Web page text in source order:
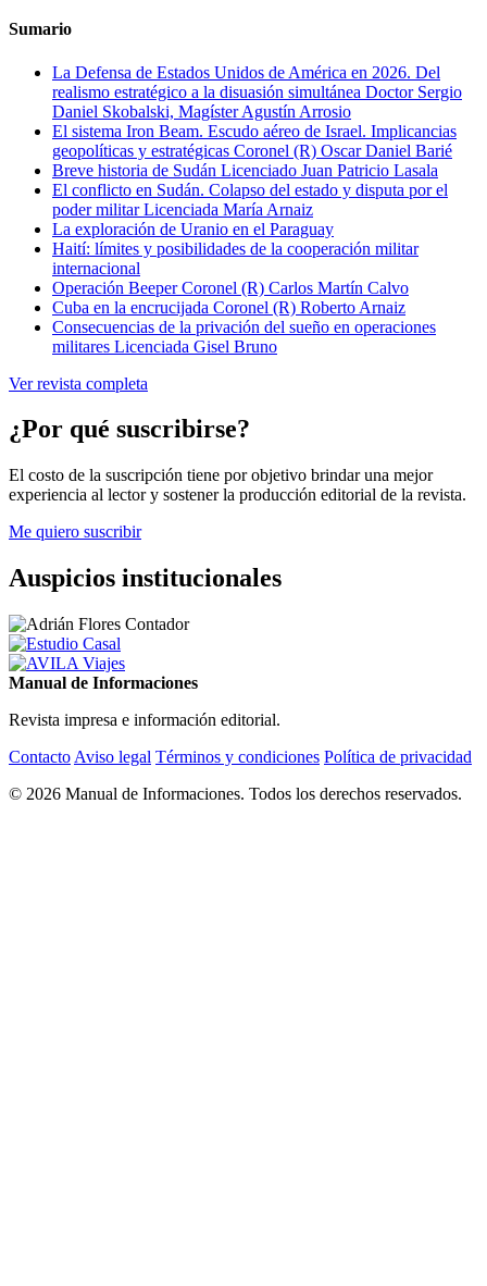
Sumario
La Defensa de Estados Unidos de América en 2026. Del
realismo estratégico a la disuasión simultánea Doctor Sergio
Daniel Skobalski, Magíster Agustín Arrosio
El sistema Iron Beam. Escudo aéreo de Israel. Implicancias
geopolíticas y estratégicas Coronel (R) Oscar Daniel Barié
Breve historia de Sudán Licenciado Juan Patricio Lasala
El conflicto en Sudán. Colapso del estado y disputa por el
poder militarLicenciada María Arnaiz
La exploración de Uranio en el Paraguay
Haití: límites y posibilidades de la cooperación militar
internacional
Operación BeeperCoronel (R) Carlos Martín Calvo
Cuba en la encrucijada Coronel (R) Roberto Arnaiz
Consecuencias de la privación del sueño en operaciones
militares Licenciada Gisel Bruno
Ver revista completa
¿Por qué suscribirse?
El costo de la suscripción tiene por objetivo brindar una mejor
experiencia al lector y sostener la producción editorial de la revista.
Me quiero suscribir
Auspicios institucionales
Manual de Informaciones
Revista impresa e información editorial.
Contacto Aviso legal Términos y condiciones Política de privacidad
© 2026 Manual de Informaciones. Todos los derechos reservados.